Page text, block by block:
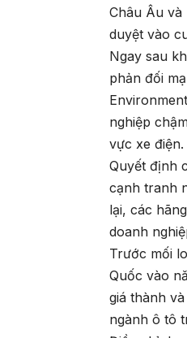
Châu Âu
duyệt vào
Ngay sau
phản đối
nghiệp
vực xe điện.
Quyết định
cạnh tranh
lại, các
doanh
Trước mối
Quốc vào
giá thành
ngành ô tô